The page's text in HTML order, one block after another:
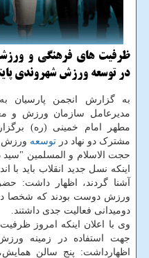
ظرفیت های فرهنگی و
در توسعه ورزش شهروندی
به گزارش انجمن پارسیان
مدیرعامل سازمان ورزش و
مطهر امام خمینی (ره)
مشترک دو نهاد در توسعه ورزش
حجت الاسلام و المسلمین "سید
اینکه نسل جدید انقلاب باید
آشنا گردند، اظهار داشت:
ورزش دوست بودند که شخصا
دومیدانی فعالیت جدی داشتند.
وی با اعلان اینکه امروز
جهت استفاده در زمینه
اظهارداشت: پنج سالن